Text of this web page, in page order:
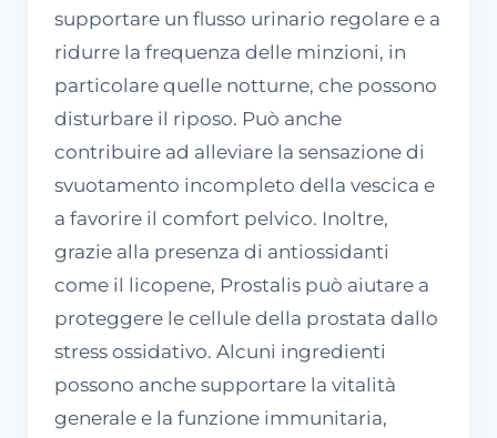
supportare un flusso urinario regolare e a
ridurre la frequenza delle minzioni, in
particolare quelle notturne, che possono
disturbare il riposo. Può anche
contribuire ad alleviare la sensazione di
svuotamento incompleto della vescica e
a favorire il comfort pelvico. Inoltre,
grazie alla presenza di antiossidanti
come il licopene, Prostalis può aiutare a
proteggere le cellule della prostata dallo
stress ossidativo. Alcuni ingredienti
possono anche supportare la vitalità
generale e la funzione immunitaria,